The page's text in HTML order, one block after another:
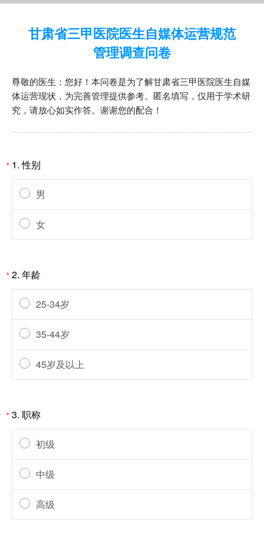
甘肃省三甲医院医生自媒体运营规范
管理调查问卷
尊敬的医生：您好！本问卷是为了解甘肃省三甲医院医生自媒
体运营现状，为完善管理提供参考。匿名填写，仅用于学术研
究，请放心如实作答。谢谢您的配合！
* 1. 性别
男
女
*2. 年龄
25-34岁
35-44岁
45岁及以上
*3. 职称
初级
中级
高级